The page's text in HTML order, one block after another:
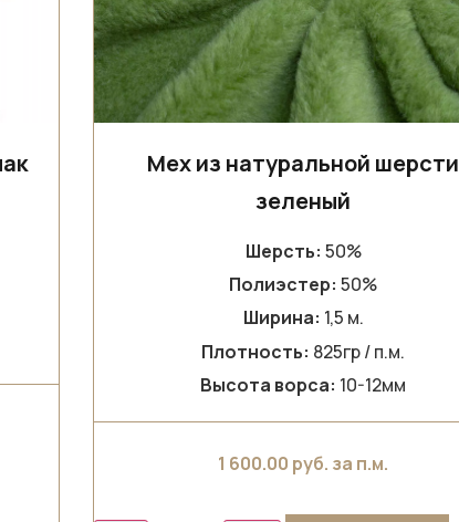
Мех из натуральной шерсти
зеленый
Шерсть: 50%
Полиэстер: 50%
Ширина: 1,5 м.
Плотность: 825гр / п.м.
Высота ворса: 10-12мм
1 600.00 руб. за п.м.